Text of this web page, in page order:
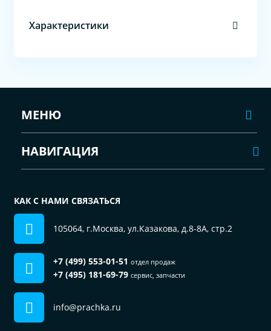
Характеристики
МЕНЮ
НАВИГАЦИЯ
КАК С НАМИ СВЯЗАТЬСЯ
105064, г.Москва, ул.Казакова, д.8-8А, стр.2
+7 (499) 553-01-51 отдел продаж
+7 (495) 181-69-79 сервис, запчасти
info@prachka.ru